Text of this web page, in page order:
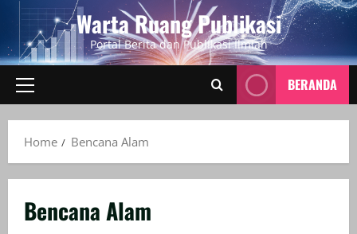
content
Warta Ruang Publikasi
Portal Berita dan Publikasi Ilmiah
Primary
BERANDA
Home Bencana Alam
Bencana Alam